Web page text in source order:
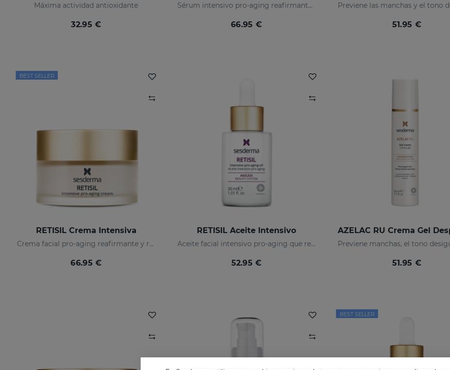
Máxima actividad antioxidante
32.95 €
Sérum intensivo pro-aging reafirmante y reductor de arrugas
66.95 € 51.95 €
BEST SELLER
RETISIL Crema Intensiva
Crema facial pro-aging reafirmante y reductora de arrugas
66.95 €
RETISIL Aceite Intensivo
Aceite facial intensivo pro-aging que reduce arrugas
52.95 € 51.95 €
BEST SELLER